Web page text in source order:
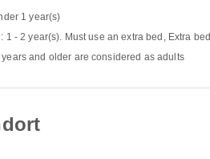
1 year(s)
1 - 2 year(s). Must use an extra bed, Extra
years and older are considered as adults